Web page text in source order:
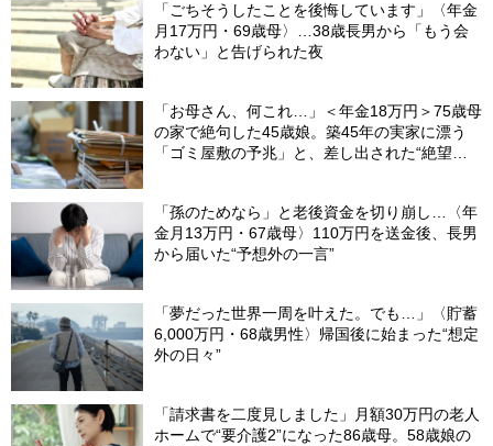
「ごちそうしたことを後悔しています」〈年金
月17万円・69歳母〉…38歳長男から「もう会
わない」と告げられた夜
「お母さん、何これ…」＜年金18万円＞75歳母
の家で絶句した45歳娘。築45年の実家に漂う
「ゴミ屋敷の予兆」と、差し出された“絶望の
「孫のためなら」と老後資金を切り崩し…〈年
金月13万円・67歳母〉110万円を送金後、長男
から届いた“予想外の一言”
「夢だった世界一周を叶えた。でも…」〈貯蓄
6,000万円・68歳男性〉帰国後に始まった“想定
外の日々”
「請求書を二度見しました」月額30万円の老人
ホームで“要介護2”になった86歳母。58歳娘の